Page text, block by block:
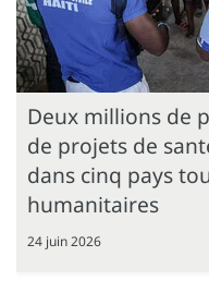
Deux millions de
de projets de
dans cinq pays
humanitaires
24 juin 2026